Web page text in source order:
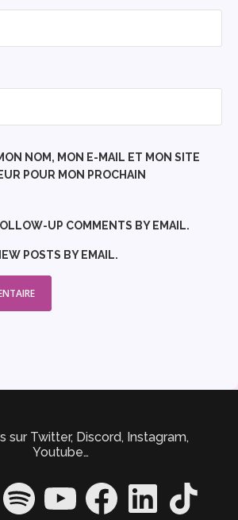
NOM, MON E-MAIL ET MON SITE
POUR MON PROCHAIN
UP COMMENTS BY EMAIL.
POSTS BY EMAIL.
sur Twitter, Discord, Instagram,
Youtube…
Spotify YouTube FacebookLinkedIn TikTok